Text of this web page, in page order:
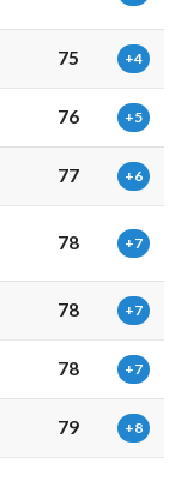
75 +4
76 +5
77 +6
78 +7
78 +7
78 +7
79 +8